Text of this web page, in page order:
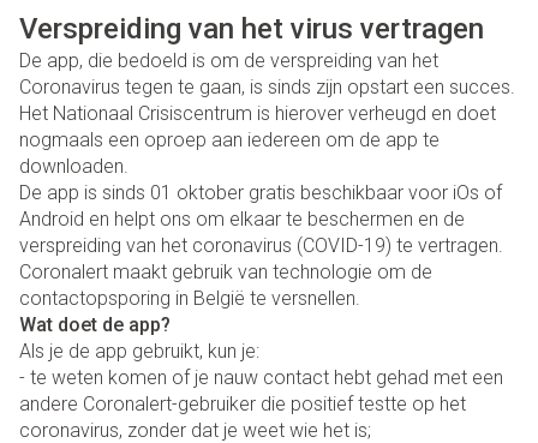
Verspreiding van het virus vertragen
De app, die bedoeld is om de verspreiding van het
Coronavirus tegen te gaan, is sinds zijn opstart een succes.
Het Nationaal Crisiscentrum is hierover verheugd en doet
nogmaals een oproep aan iedereen om de app te
downloaden.
De app is sinds 01 oktober gratis beschikbaar voor iOs of
Android en helpt ons om elkaar te beschermen en de
verspreiding van het coronavirus (COVID-19) te vertragen.
Coronalert maakt gebruik van technologie om de
contactopsporing in België te versnellen.
Wat doet de app?
Als je de app gebruikt, kun je:
- te weten komen of je nauw contact hebt gehad met een
andere Coronalert-gebruiker die positief testte op het
coronavirus, zonder dat je weet wie het is;